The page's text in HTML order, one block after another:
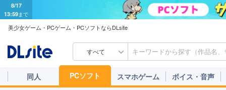
8/17
13:59まで
美少女ゲーム・PCゲーム・PCソフトならDLsite
すべて
同人 PCソフト スマホゲーム ボイス・音声